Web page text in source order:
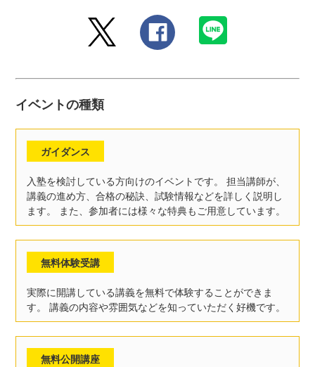
イベントの種類
ガイダンス
入塾を検討している方向けのイベントです。 担当講師が、
講義の進め方、合格の秘訣、試験情報などを詳しく説明し
ます。 また、参加者には様々な特典もご用意しています。
無料体験受講
実際に開講している講義を無料で体験することができま
す。 講義の内容や雰囲気などを知っていただく好機です。
無料公開講座